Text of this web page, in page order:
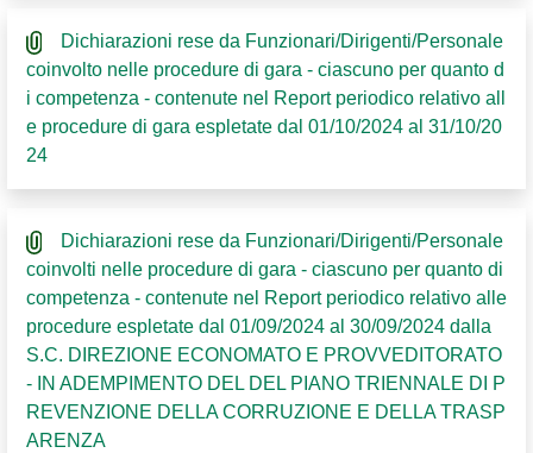
Dichiarazioni rese da Funzionari/Dirigenti/Personale
coinvolto nelle procedure di gara - ciascuno per quanto d
i competenza - contenute nel Report periodico relativo all
e procedure di gara espletate dal 01/10/2024 al 31/10/20
24
Dichiarazioni rese da Funzionari/Dirigenti/Personale
coinvolti nelle procedure di gara - ciascuno per quanto di
competenza - contenute nel Report periodico relativo alle
procedure espletate dal 01/09/2024 al 30/09/2024 dalla
S.C. DIREZIONE ECONOMATO E PROVVEDITORATO
- IN ADEMPIMENTO DEL DEL PIANO TRIENNALE DI P
REVENZIONE DELLA CORRUZIONE E DELLA TRASP
ARENZA